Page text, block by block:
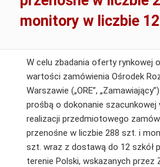
monitory w liczbie
W celu zbadania oferty rynkowej
wartości zamówienia Ośrodek
Warszawie („ORE”,
prośbą o dokonanie
realizacji przedmiotowego
przenośne w liczbie 288 szt. i
szt. wraz z dostawą do 12 szkół
terenie Polski, wskazanych przez